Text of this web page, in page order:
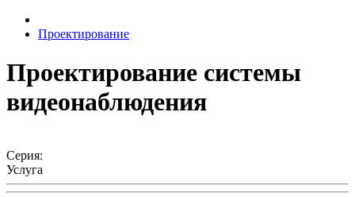
Проектирование
Проектирование системы
видеонаблюдения
Серия:
Услуга